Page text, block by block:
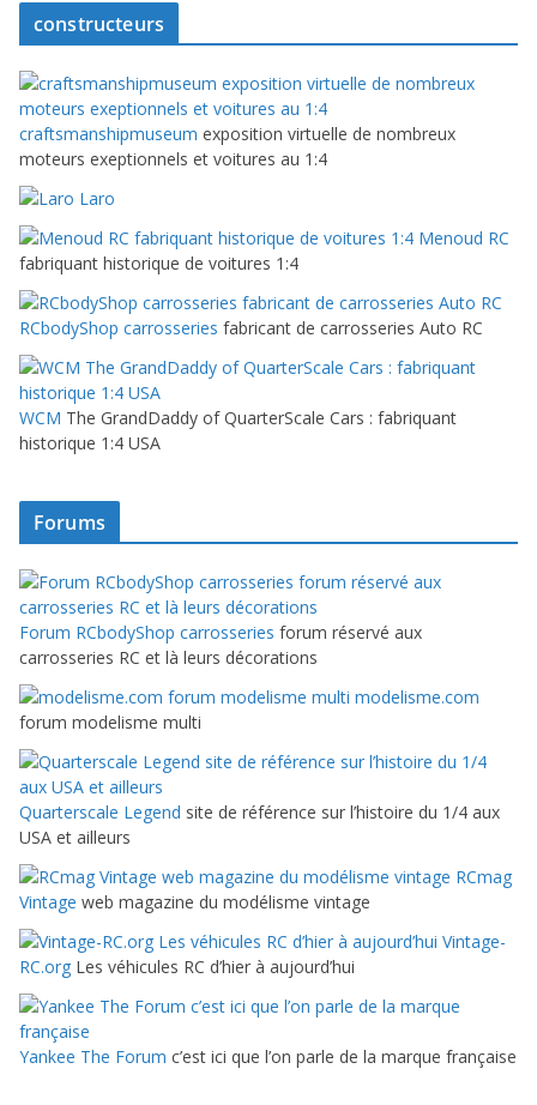
constructeurs
craftsmanshipmuseum exposition virtuelle de nombreux
moteurs exeptionnels et voitures au 1:4
Laro
Menoud RC
fabriquant historique de voitures 1:4
RCbodyShop carrosseries fabricant de carrosseries Auto RC
WCM The GrandDaddy of QuarterScale Cars : fabriquant
historique 1:4 USA
Forums
Forum RCbodyShop carrosseries forum réservé aux
carrosseries RC et là leurs décorations
modelisme.com
forum modelisme multi
Quarterscale Legend site de référence sur l’histoire du 1/4 aux
USA et ailleurs
RCmag
Vintage web magazine du modélisme vintage
Vintage-
RC.org Les véhicules RC d’hier à aujourd’hui
Yankee The Forum c’est ici que l’on parle de la marque française